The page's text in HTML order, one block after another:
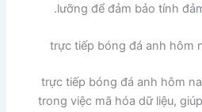
lưỡng để đảm bảo tính
trực tiếp bóng đá anh hôm
trực tiếp bóng đá anh hôm
trong việc mã hóa dữ liệu,